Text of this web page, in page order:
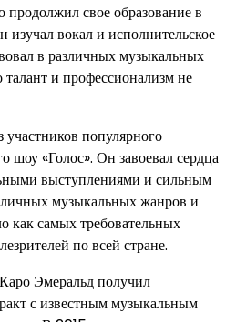
свое образование в
изучал вокал и исполнительское
в различных музыкальных
талант и профессионализм не
популярного
шоу «Голос». Он завоевал сердца
выступлениями и сильным
музыкальных жанров и
как самых требовательных
по всей стране.
Эмеральд получил
с известным музыкальным